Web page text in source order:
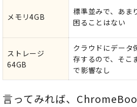
メモリ4GB
標準並みで、あま
困ることはない
ストレージ
64GB
クラウドにデータ
存するので、そこ
で影響なし
言ってみれば、